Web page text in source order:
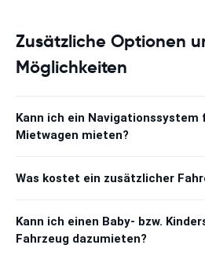
Zusätzliche Optionen
Möglichkeiten
Kann ich ein Navigationssystem
Mietwagen mieten?
Was kostet ein zusätzlicher
Kann ich einen Baby- bzw.
Fahrzeug dazumieten?